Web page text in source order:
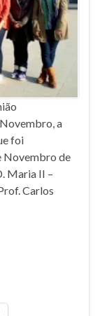
a
foi
Novembro de
Maria II –
Carlos